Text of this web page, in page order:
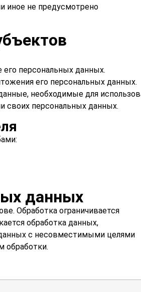
иное не предусмотрено
его персональных данных.
его персональных данных.
необходимые для
своих персональных данных.
данных
Обработка ограничивается
обработка данных,
с несовместимыми целями
обработки.